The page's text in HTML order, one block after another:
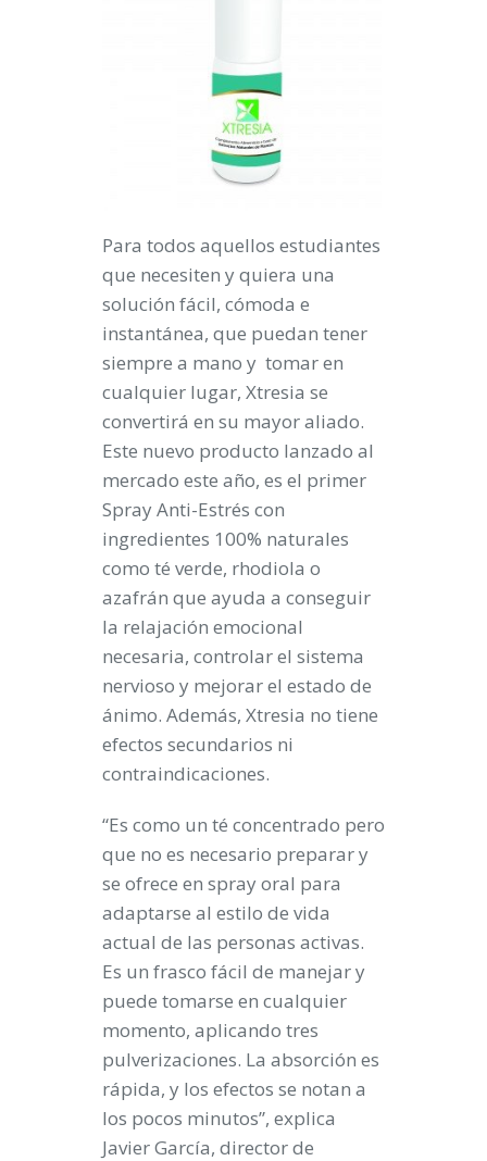
Para todos aquellos estudiantes
que necesiten y quiera una
solución fácil, cómoda e
instantánea, que puedan tener
siempre a mano y tomar en
cualquier lugar, Xtresia se
convertirá en su mayor aliado.
Este nuevo producto lanzado al
mercado este año, es el primer
Spray Anti-Estrés con
ingredientes 100% naturales
como té verde, rhodiola o
azafrán que ayuda a conseguir
la relajación emocional
necesaria, controlar el sistema
nervioso y mejorar el estado de
ánimo. Además, Xtresia no tiene
efectos secundarios ni
contraindicaciones.
“Es como un té concentrado pero
que no es necesario preparar y
se ofrece en spray oral para
adaptarse al estilo de vida
actual de las personas activas.
Es un frasco fácil de manejar y
puede tomarse en cualquier
momento, aplicando tres
pulverizaciones. La absorción es
rápida, y los efectos se notan a
los pocos minutos”, explica
Javier García, director de